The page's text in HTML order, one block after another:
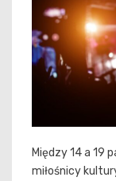
Między 14 a 19
miłośnicy